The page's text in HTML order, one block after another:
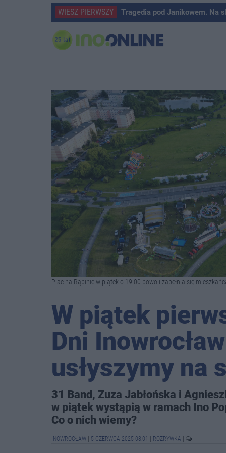
WIESZ PIERWSZY Tragedia pod Janikowem. Na
Plac na Rąbinie w piątek o 19.00 powoli zapełnia się
W piątek
Dni
usłyszymy na
31 Band, Zuza Jabłońska i
w piątek wystąpią w ramach Ino
Co o nich wiemy?
INOWROCŁAW 5 CZERWCA 2025 08:01 ROZRYWKA